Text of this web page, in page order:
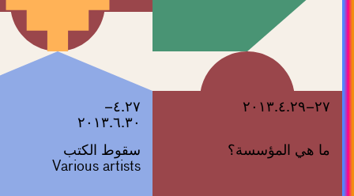
٢٧–٢٠١٣.٤.٢٩
ما هي المؤسسة؟
٤.٢٧–
٢٠١٣.٦.٣٠
سقوط الكتب
Various artists